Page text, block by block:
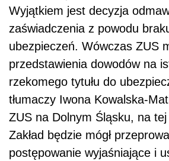
Wyjątkiem jest decyzja
zaświadczenia z powodu
ubezpieczeń. Wówczas ZUS
przedstawienia dowodów na
rzekomego tytułu do
tłumaczy Iwona Kowalska-
ZUS na Dolnym Śląsku, na
Zakład będzie mógł
postępowanie wyjaśniające i